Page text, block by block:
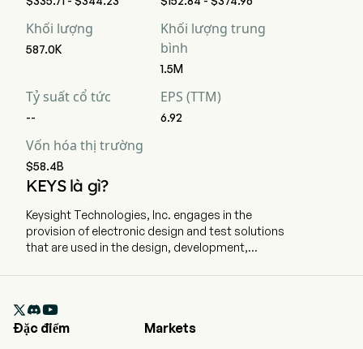
Khối lượng
587.0K
Khối lượng trung
bình
1.5M
Tỷ suất cổ tức
--
EPS (TTM)
6.92
Vốn hóa thị trường
$58.4B
KEYS là gì?
Keysight Technologies, Inc. engages in the
provision of electronic design and test solutions
that are used in the design, development,
networking, and electronics industries. The
company is headquartered in Santa Rosa

Đặc điểm
Markets